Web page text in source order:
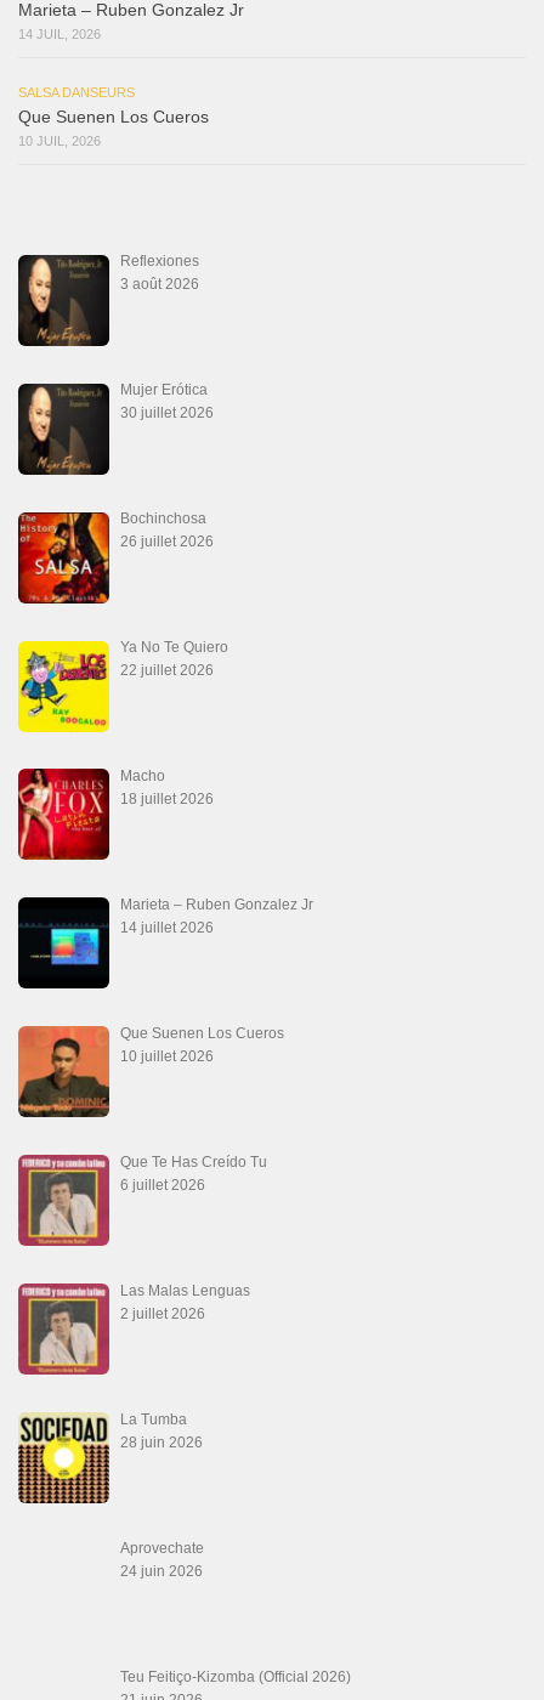
Marieta – Ruben Gonzalez Jr
14 JUIL, 2026
SALSA DANSEURS
Que Suenen Los Cueros
10 JUIL, 2026
Reflexiones
3 août 2026
Mujer Erótica
30 juillet 2026
Bochinchosa
26 juillet 2026
Ya No Te Quiero
22 juillet 2026
Macho
18 juillet 2026
Marieta – Ruben Gonzalez Jr
14 juillet 2026
Que Suenen Los Cueros
10 juillet 2026
Que Te Has Creído Tu
6 juillet 2026
Las Malas Lenguas
2 juillet 2026
La Tumba
28 juin 2026
Aprovechate
24 juin 2026
Teu Feitiço-Kizomba (Official 2026)